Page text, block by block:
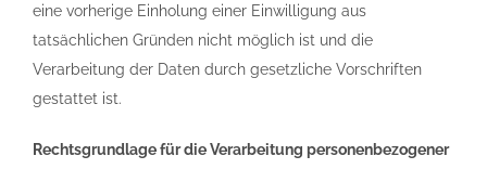
eine vorherige Einholung einer Einwilligung aus
tatsächlichen Gründen nicht möglich ist und die
Verarbeitung der Daten durch gesetzliche Vorschriften
gestattet ist.
Rechtsgrundlage für die Verarbeitung personenbezogener